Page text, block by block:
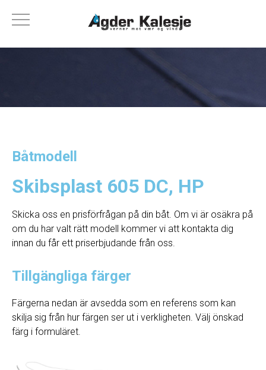
Båtmodell
Skibsplast 605 DC, HP
Skicka oss en prisförfrågan på din båt. Om vi ​​är osäkra på
om du har valt rätt modell kommer vi att kontakta dig
innan du får ett priserbjudande från oss.
Tillgängliga färger
Färgerna nedan är avsedda som en referens som kan
skilja sig från hur färgen ser ut i verkligheten. Välj önskad
färg i formuläret.